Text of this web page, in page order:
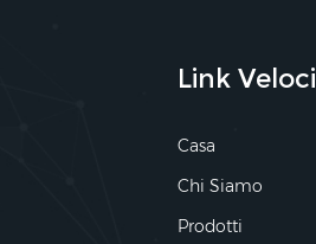
Link Veloci
Casa
Chi Siamo
Prodotti